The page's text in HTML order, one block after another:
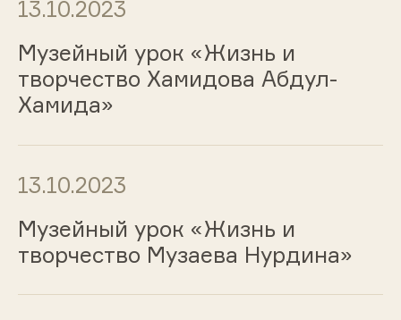
13.10.2023
Музейный урок «Жизнь и
творчество Хамидова Абдул-
Хамида»
13.10.2023
Музейный урок «Жизнь и
творчество Музаева Нурдина»